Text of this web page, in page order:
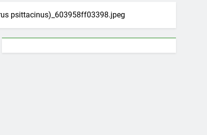
psittacinus)_603958ff03398.jpeg